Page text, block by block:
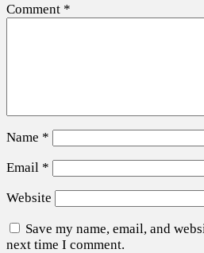
Comment *
Name *
Email *
Website
Save my name, email, and
next time I comment.